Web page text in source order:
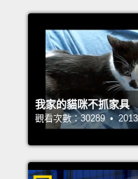
我家的貓咪不抓家具
觀看次數：30289 •